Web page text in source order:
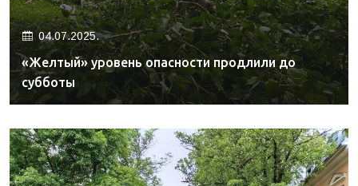
04.07.2025.
«Желтый» уровень опасности продлили до
субботы